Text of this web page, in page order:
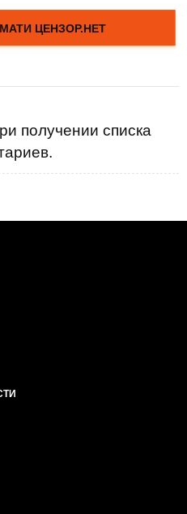
получении списка